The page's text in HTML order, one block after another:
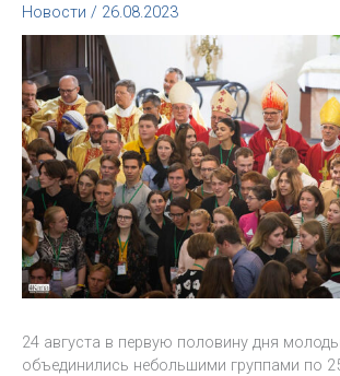
Новости / 26.08.2023
24 августа в первую половину дня
объединились небольшими группами по